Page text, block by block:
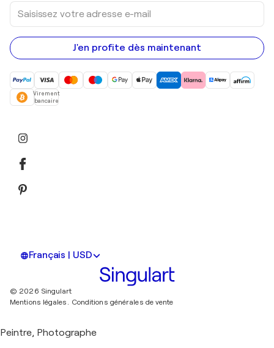
Saisissez
votre
adresse
e-
mail
J'en profite dès maintenant
Virement
bancaire
Français | USD
© 2026 Singulart
Mentions légales. Conditions générales de vente
Peintre, Photographe